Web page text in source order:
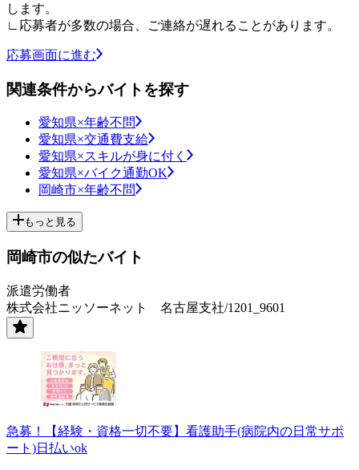
します。
∟応募者が多数の場合、ご連絡が遅れることがあります。
応募画面に進む
関連条件からバイトを探す
愛知県×年齢不問
愛知県×交通費支給
愛知県×スキルが身に付く
愛知県×バイク通勤OK
岡崎市×年齢不問
もっと見る
岡崎市の似たバイト
派遣労働者
株式会社ニッソーネット 名古屋支社/1201_9601
急募！【経験・資格一切不要】看護助手(病院内の日常サポ
ート)日払いok